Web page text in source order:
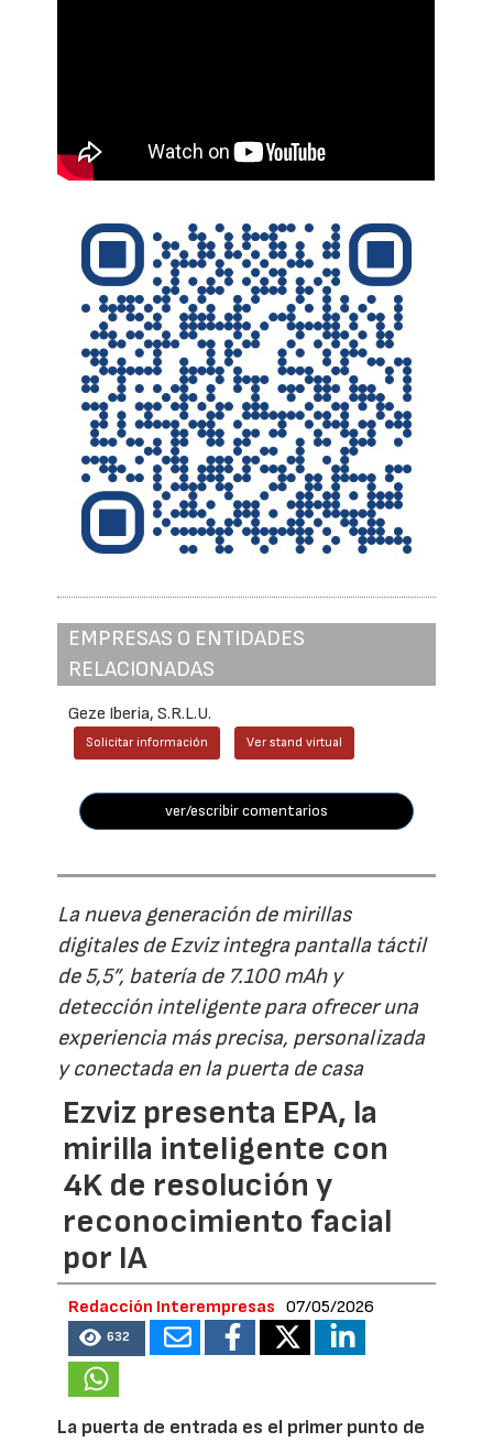
EMPRESAS O ENTIDADES
RELACIONADAS
Geze Iberia, S.R.L.U.
Solicitar información Ver stand virtual
ver/escribir comentarios
La nueva generación de mirillas
digitales de Ezviz integra pantalla táctil
de 5,5”, batería de 7.100 mAh y
detección inteligente para ofrecer una
experiencia más precisa, personalizada
y conectada en la puerta de casa
Ezviz presenta EPA, la
mirilla inteligente con
4K de resolución y
reconocimiento facial
por IA
Redacción Interempresas 07/05/2026
632
La puerta de entrada es el primer punto de